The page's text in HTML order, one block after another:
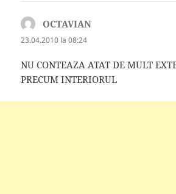
OCTAVIAN
23.04.2010 la 08:24
NU CONTEAZA ATAT DE MULT
PRECUM INTERIORUL